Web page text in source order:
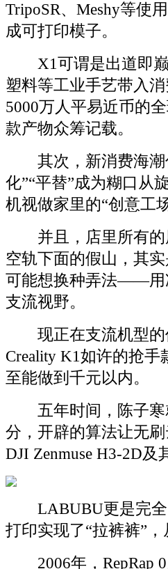
TripoSR、Meshy等使
成可打印模子。
X1可谓是出道即巅
塑料等工业手艺带入
5000万人平易近币的
款产物众筹记载。
其次，新消费海潮
化”“平替”成为糊口从
机视做家里的“创意工场
并且，店里所有的
空轨下面的假山，其
可能想换种弄法——用
支流视野。
现正在支流机型的
Creality K1如许的抢
至能做到千元以内。
五年时间，陈子寒
分，开辟的算法让无
DJI Zenmuse H3-2D及
LABUBU更是完全
打印实现了“拉裤裤”
2006年，RepRap 0